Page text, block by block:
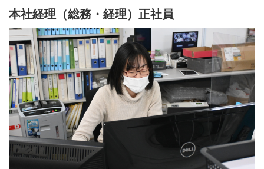
本社経理（総務・経理）正社員